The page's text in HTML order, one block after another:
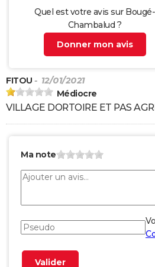
Quel est votre avis sur Bougé-
Chambalud ?
Donner mon avis
FITOU - 12/01/2021
Médiocre
VILLAGE DORTOIRE ET PAS
Ma note